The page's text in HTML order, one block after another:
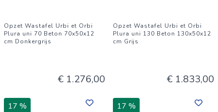
Opzet Wastafel Urbi et Orbi
Plura uni 70 Beton 70x50x12
cm Donkergrijs
€ 1.276,00
Opzet Wastafel Urbi et Orbi
Plura uni 130 Beton 130x50x12
cm Grijs
€ 1.833,00
17 % 17 %